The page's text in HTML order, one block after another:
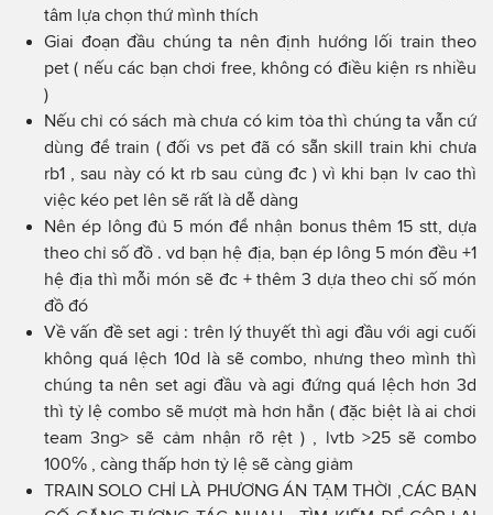
tâm lựa chọn thứ mình thích
Giai đoạn đầu chúng ta nên định hướng lối train theo
pet ( nếu các bạn chơi free, không có điều kiện rs nhiều
)
Nếu chỉ có sách mà chưa có kim tỏa thì chúng ta vẫn cứ
dùng để train ( đối vs pet đã có sẵn skill train khi chưa
rb1 , sau này có kt rb sau củng đc ) vì khi bạn lv cao thì
việc kéo pet lên sẽ rất là dễ dàng
Nên ép lông đủ 5 món để nhận bonus thêm 15 stt, dựa
theo chỉ số đồ . vd bạn hệ địa, bạn ép lông 5 món đều +1
hệ địa thì mỗi món sẽ đc + thêm 3 dựa theo chỉ số món
đồ đó
Về vấn đề set agi : trên lý thuyết thì agi đầu với agi cuối
không quá lệch 10d là sẽ combo, nhưng theo mình thì
chúng ta nên set agi đầu và agi đứng quá lệch hơn 3d
thì tỷ lệ combo sẽ mượt mà hơn hẳn ( đặc biệt là ai chơi
team 3ng> sẽ cảm nhận rõ rệt ) , lvtb >25 sẽ combo
100℅ , càng thấp hơn tỷ lệ sẽ càng giảm
TRAIN SOLO CHỈ LÀ PHƯƠNG ÁN TẠM THỜI ,CÁC BẠN